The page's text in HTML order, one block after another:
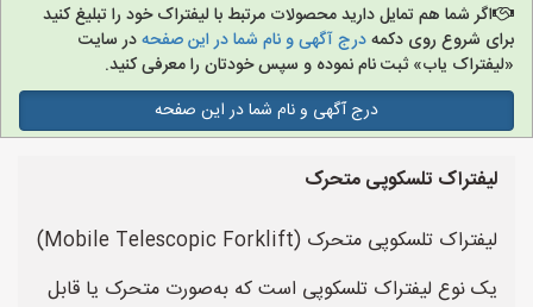
اگر شما هم تمایل دارید محصولات مرتبط با لیفتراک خود را تبلیغ کنید
برای شروع روی دکمهدرج آگهی و نام شما در این صفحهدر سایت
«لیفتراک یاب» ثبت نام نموده و سپس خودتان را معرفی کنید.
درج آگهی و نام شما در این صفحه
لیفتراک‌ تلسکوپی متحرک
لیفتراک تلسکوپی متحرک (Mobile Telescopic Forklift)
یک نوع لیفتراک تلسکوپی است که به‌صورت متحرک یا قابل